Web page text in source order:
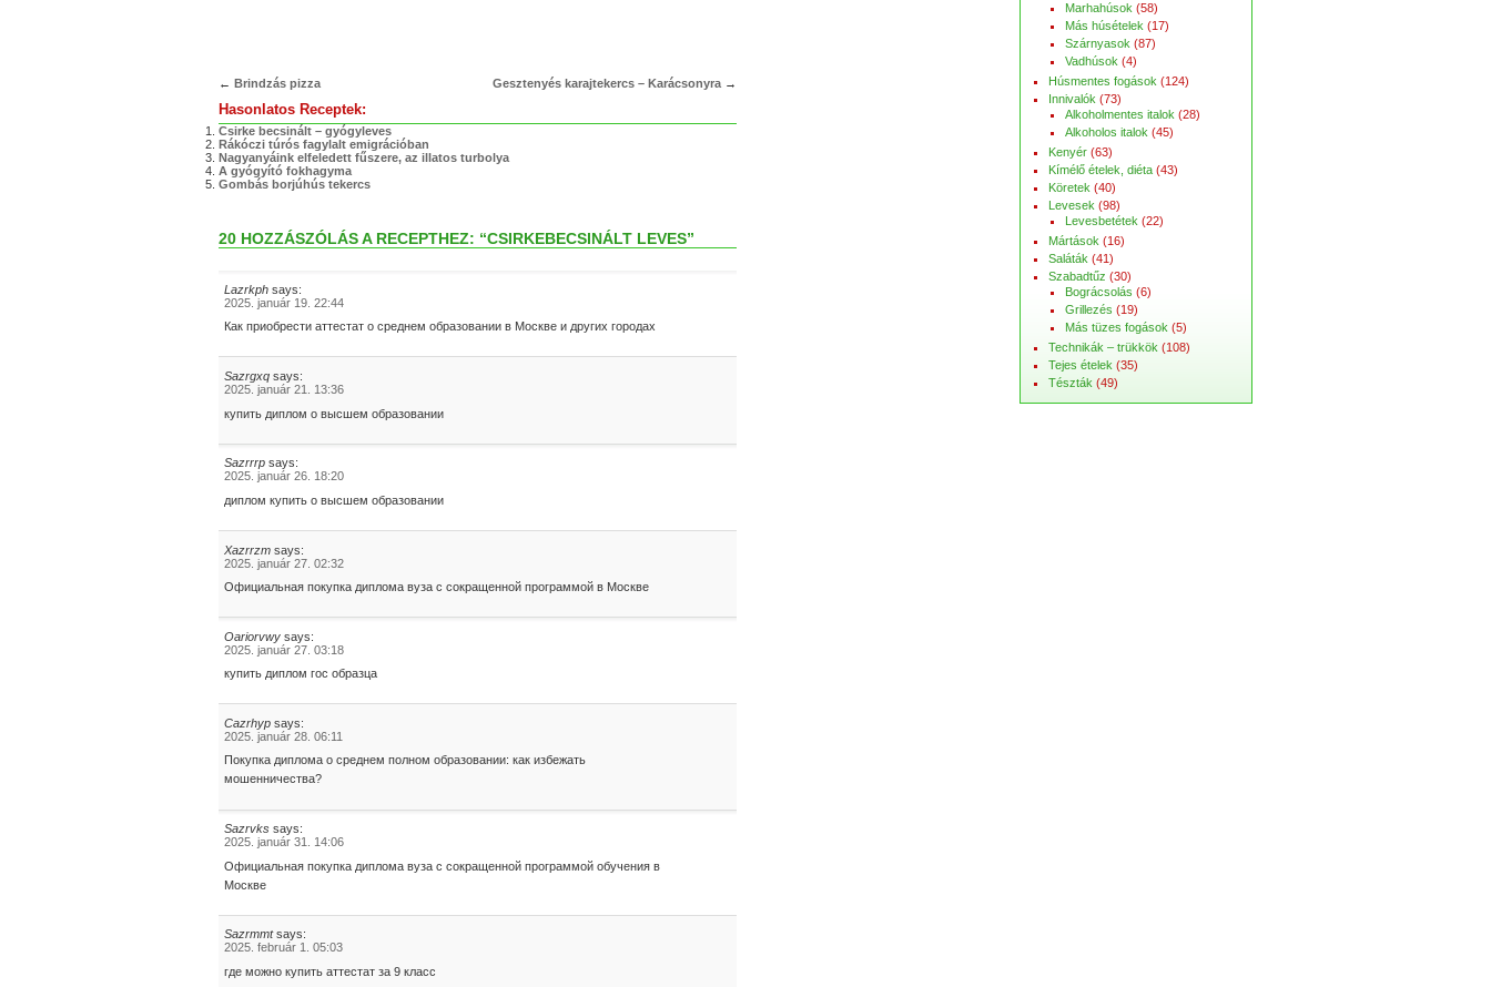
← Brindzás pizza Gesztenyés karajtekercs – Karácsonyra →
Hasonlatos Receptek:
Csirke becsinált – gyógyleves
Rákóczi túrós fagylalt emigrációban
Nagyanyáink elfeledett fűszere, az illatos turbolya
A gyógyító fokhagyma
Gombás borjúhús tekercs
20 HOZZÁSZÓLÁS A RECEPTHEZ: “CSIRKEBECSINÁLT LEVES”
Lazrkph says:
2025. január 19. 22:44
Как приобрести аттестат о среднем образовании в Москве и других городах
Sazrgxq says:
2025. január 21. 13:36
купить диплом о высшем образовании
Sazrrrp says:
2025. január 26. 18:20
диплом купить о высшем образовании
Xazrrzm says:
2025. január 27. 02:32
Официальная покупка диплома вуза с сокращенной программой в Москве
Oariorvwy says:
2025. január 27. 03:18
купить диплом гос образца
Cazrhyp says:
2025. január 28. 06:11
Покупка диплома о среднем полном образовании: как избежать
мошенничества?
Sazrvks says:
2025. január 31. 14:06
Официальная покупка диплома вуза с сокращенной программой обучения в
Москве
Sazrmmt says:
2025. február 1. 05:03
где можно купить аттестат за 9 класс
Marhahúsok (58)
Más húsételek (17)
Szárnyasok (87)
Vadhúsok (4)
Húsmentes fogások (124)
Innivalók (73)
Alkoholmentes italok (28)
Alkoholos italok (45)
Kenyér (63)
Kímélő ételek, diéta (43)
Köretek (40)
Levesek (98)
Levesbetétek (22)
Mártások (16)
Saláták (41)
Szabadtűz (30)
Bográcsolás (6)
Grillezés (19)
Más tüzes fogások (5)
Technikák – trükkök (108)
Tejes ételek (35)
Tészták (49)